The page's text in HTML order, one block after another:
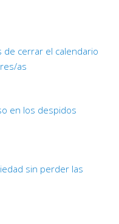
cerrar el calendario
as
en los despidos
sin perder las